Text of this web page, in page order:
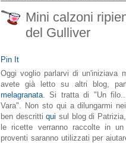
Mini calzoni
del Gulliver
Pin It
Oggi voglio parlarvi di un'iniziava
avete già letto su altri blog,
melagranata . Si tratta di "Un
Vara". Non sto qui a dilungarmi
ben descrittiqui sul blog di
le ricette verranno raccolte in
proventi saranno utilizzati per